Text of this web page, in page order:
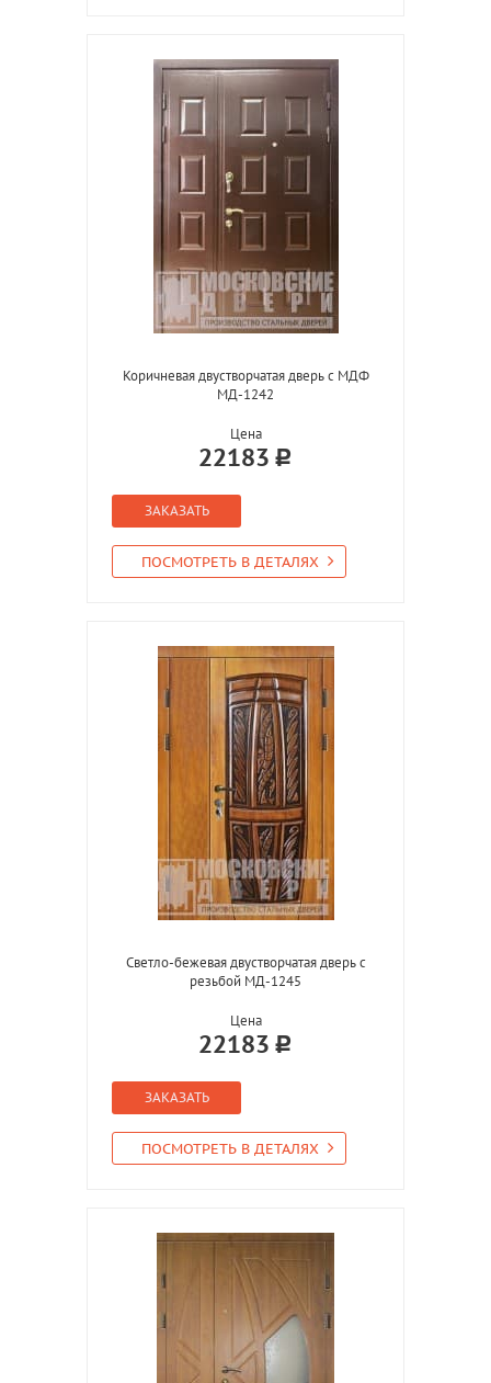
Коричневая двустворчатая дверь с МДФ
МД-1242
Цена
22183
ЗАКАЗАТЬ
ПОСМОТРЕТЬ В ДЕТАЛЯХ
Светло-бежевая двустворчатая дверь с
резьбой МД-1245
Цена
22183
ЗАКАЗАТЬ
ПОСМОТРЕТЬ В ДЕТАЛЯХ